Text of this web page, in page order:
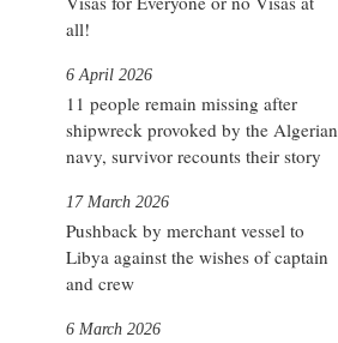
all!
11 people remain missing after
shipwreck provoked by the Algerian
navy, survivor recounts their story
6 April 2026
Pushback by merchant vessel to
Libya against the wishes of captain
and crew
17 March 2026
6 March 2026